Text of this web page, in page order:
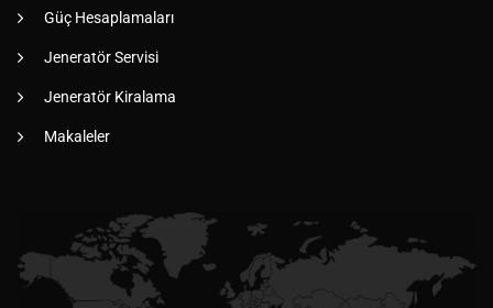
Güç Hesaplamaları
Jeneratör Servisi
Jeneratör Kiralama
Makaleler